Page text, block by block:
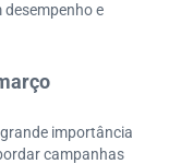
e
importância
campanhas